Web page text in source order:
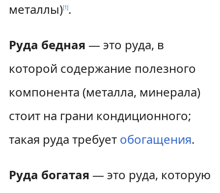
металлы)[1].
Руда бедная — это руда, в
которой содержание полезного
компонента (металла, минерала)
стоит на грани кондиционного;
такая руда требует обогащения.
Руда богатая — это руда, которую